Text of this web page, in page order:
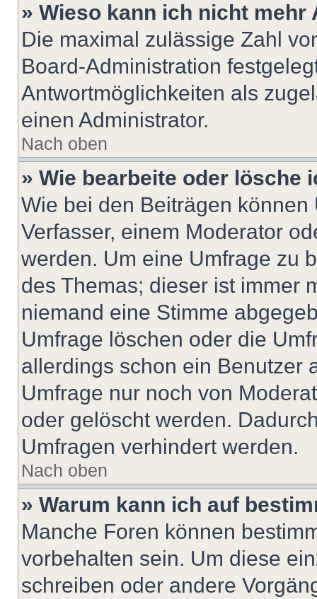
» Wieso kann ich nicht
Die maximal zulässige Zahl
Board-Administration
Antwortmöglichkeiten als
einen Administrator.
Nach oben
» Wie bearbeite oder lösche
Wie bei den Beiträgen
Verfasser, einem Moderator
werden. Um eine Umfrage zu
des Themas; dieser ist immer
niemand eine Stimme
Umfrage löschen oder die
allerdings schon ein Benutzer
Umfrage nur noch von
oder gelöscht werden.
Umfragen verhindert werden.
Nach oben
» Warum kann ich auf
Manche Foren können
vorbehalten sein. Um diese
schreiben oder andere